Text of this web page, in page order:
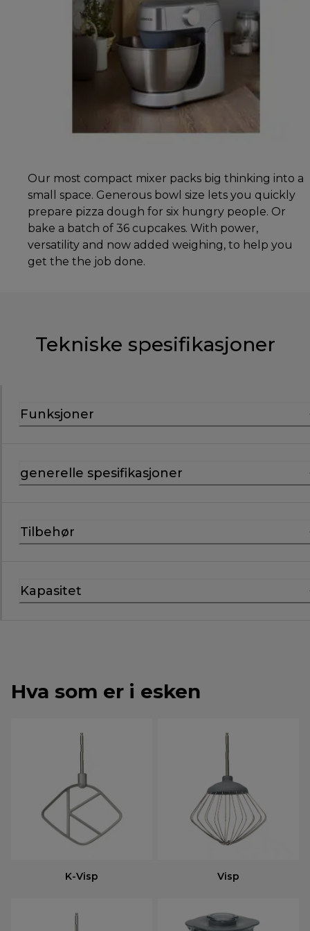
Our most compact mixer packs big thinking into a
small space. Generous bowl size lets you quickly
prepare pizza dough for six hungry people. Or
bake a batch of 36 cupcakes. With power,
versatility and now added weighing, to help you
get the the job done.
Tekniske spesifikasjoner
Funksjoner
generelle spesifikasjoner
Tilbehør
Kapasitet
Hva som er i esken
K-Visp Visp